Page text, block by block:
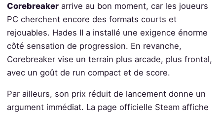
Corebreakerarrive au bon moment, car les joueurs
PC cherchent encore des formats courts et
rejouables. Hades II a installé une exigence énorme
côté sensation de progression. En revanche,
Corebreaker vise un terrain plus arcade, plus frontal,
avec un goût de run compact et de score.
Par ailleurs, son prix réduit de lancement donne un
argument immédiat. La page officielle Steam affiche